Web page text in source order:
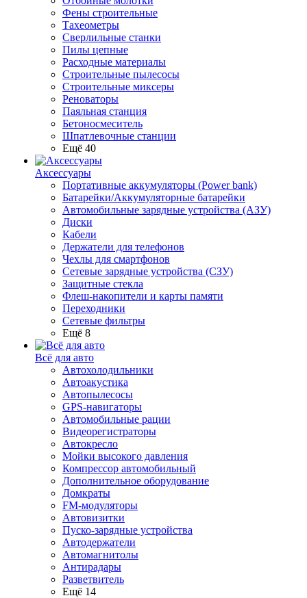
Фены строительные
Тахеометры
Сверлильные станки
Пилы цепные
Расходные материалы
Строительные пылесосы
Строительные миксеры
Реноваторы
Паяльная станция
Бетоносмеситель
Шпатлевочные станции
Ещё 40
Аксессуары
Портативные аккумуляторы (Power bank)
Батарейки/Аккумуляторные батарейки
Автомобильные зарядные устройства (АЗУ)
Диски
Кабели
Держатели для телефонов
Чехлы для смартфонов
Сетевые зарядные устройства (СЗУ)
Защитные стекла
Флеш-накопители и карты памяти
Переходники
Сетевые фильтры
Ещё 8
Всё для авто
Автохолодильники
Автоакустика
Автопылесосы
GPS-навигаторы
Автомобильные рации
Видеорегистраторы
Автокресло
Мойки высокого давления
Компрессор автомобильный
Дополнительное оборудование
Домкраты
FM-модуляторы
Автовизитки
Пуско-зарядные устройства
Автодержатели
Автомагнитолы
Антирадары
Разветвитель
Ещё 14